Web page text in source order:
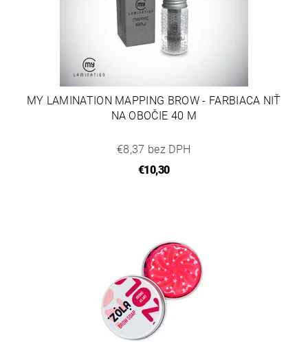
MY LAMINATION MAPPING BROW - FARBIACA NIŤ
NA OBOČIE 40 M
€8,37 bez DPH
€10,30